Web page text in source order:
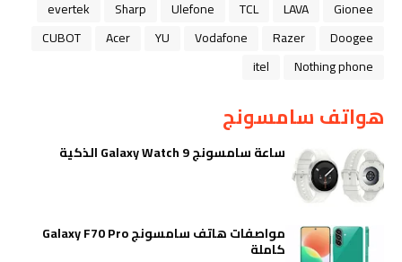
Gionee
LAVA
TCL
Ulefone
Sharp
evertek
Doogee
Razer
Vodafone
YU
Acer
CUBOT
Nothing phone
itel
هواتف سامسونج
ساعة سامسونج Galaxy Watch 9 الذكية
مواصفات هاتف سامسونج Galaxy F70 Pro
كاملة